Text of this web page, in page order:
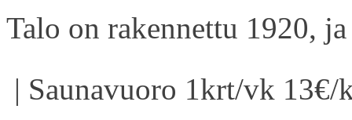
Talo on rakennettu 1920,
| Saunavuoro 1krt/vk